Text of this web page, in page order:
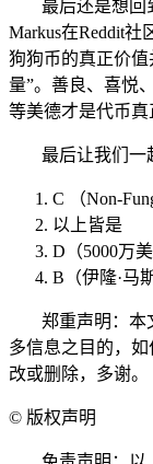
最后还是想回
Markus在Reddit社
狗狗币的真正价
量”。善良、喜悦
等美德才是代币真
最后让我们一
C （Non-
以上皆是
D（5000万美
B（伊隆·马
郑重声明：本
多信息之目的，
改或删除，多谢。
© 版权声明